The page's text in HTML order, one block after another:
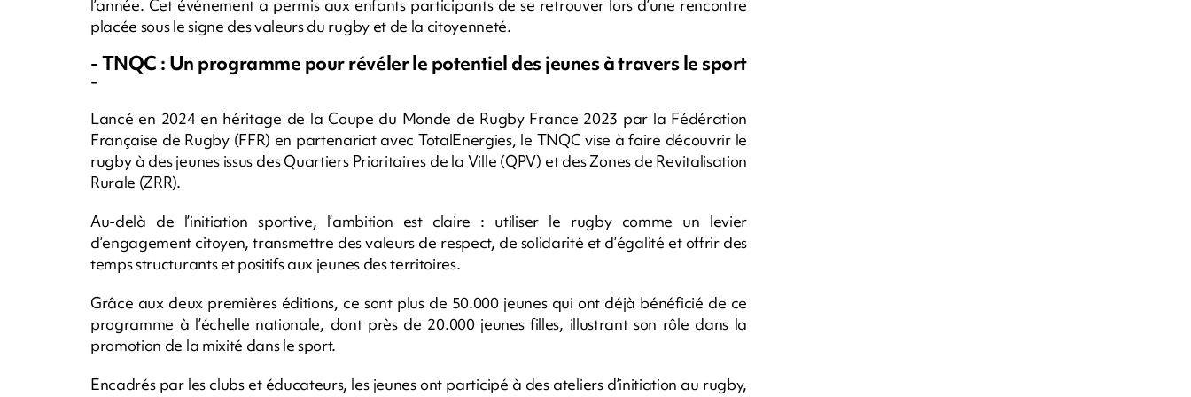
l’année. Cet événement a permis aux enfants participants de se retrouver lors d’une rencontre
placée sous le signe des valeurs du rugby et de la citoyenneté.
- TNQC : Un programme pour révéler le potentiel des jeunes à travers le sport
-
Lancé en 2024 en héritage de la Coupe du Monde de Rugby France 2023 par la Fédération
Française de Rugby (FFR) en partenariat avec TotalEnergies, le TNQC vise à faire découvrir le
rugby à des jeunes issus des Quartiers Prioritaires de la Ville (QPV) et des Zones de Revitalisation
Rurale (ZRR).
Au-delà de l’initiation sportive, l’ambition est claire : utiliser le rugby comme un levier
d’engagement citoyen, transmettre des valeurs de respect, de solidarité et d’égalité et offrir des
temps structurants et positifs aux jeunes des territoires.
Grâce aux deux premières éditions, ce sont plus de 50.000 jeunes qui ont déjà bénéficié de ce
programme à l’échelle nationale, dont près de 20.000 jeunes filles, illustrant son rôle dans la
promotion de la mixité dans le sport.
Encadrés par les clubs et éducateurs, les jeunes ont participé à des ateliers d’initiation au rugby,